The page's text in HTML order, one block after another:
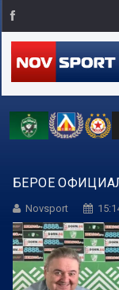
БЕРОЕ
Novsport